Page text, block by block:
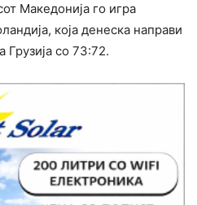
Македонија го игра
која денеска направи
Грузија со 73:72.